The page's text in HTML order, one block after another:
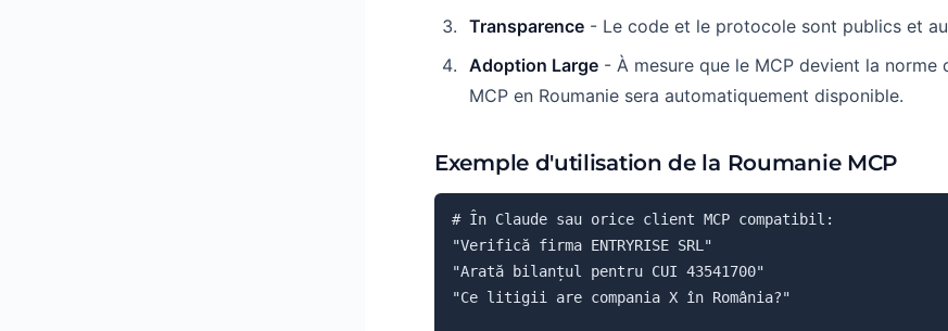
Transparence - Le code et le protocole sont publics et
Adoption Large - À mesure que le MCP devient la norme
MCP en Roumanie sera automatiquement disponible.
Exemple d'utilisation de la Roumanie MCP
# În Claude sau orice client MCP compatibil:
"Verifică firma ENTRYRISE SRL"
"Arată bilanțul pentru CUI 43541700"
"Ce litigii are compania X în România?"